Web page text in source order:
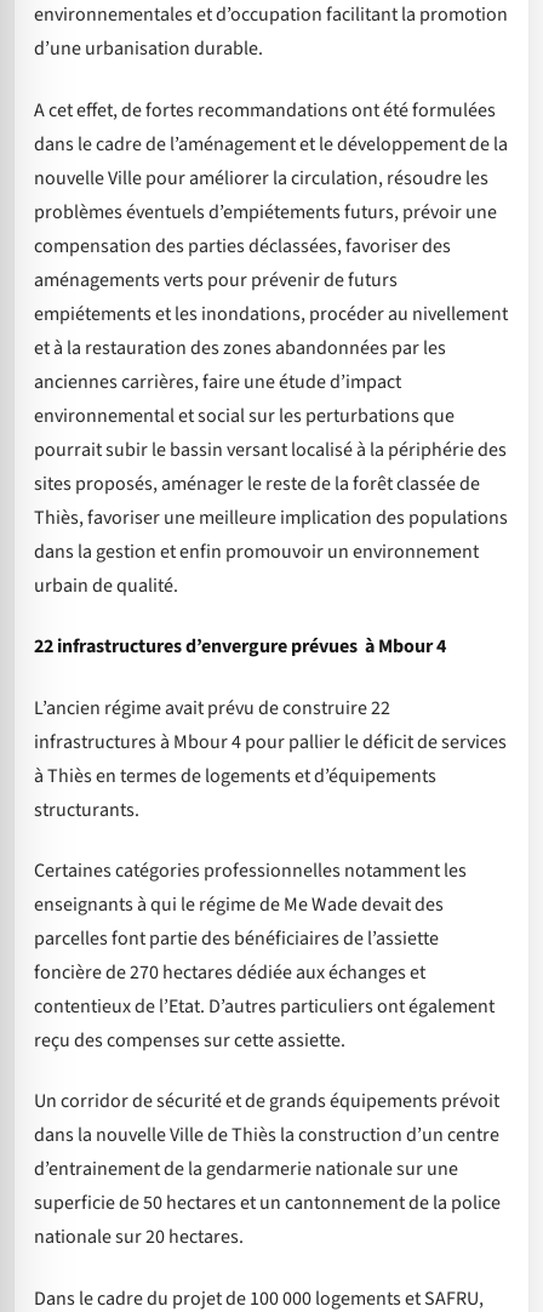
environnementales et d’occupation facilitant la promotion
d’une urbanisation durable.
A cet effet, de fortes recommandations ont été formulées
dans le cadre de l’aménagement et le développement de la
nouvelle Ville pour améliorer la circulation, résoudre les
problèmes éventuels d’empiétements futurs, prévoir une
compensation des parties déclassées, favoriser des
aménagements verts pour prévenir de futurs
empiétements et les inondations, procéder au nivellement
et à la restauration des zones abandonnées par les
anciennes carrières, faire une étude d’impact
environnemental et social sur les perturbations que
pourrait subir le bassin versant localisé à la périphérie des
sites proposés, aménager le reste de la forêt classée de
Thiès, favoriser une meilleure implication des populations
dans la gestion et enfin promouvoir un environnement
urbain de qualité.
22 infrastructures d’envergure prévues à Mbour 4
L’ancien régime avait prévu de construire 22
infrastructures à Mbour 4 pour pallier le déficit de services
à Thiès en termes de logements et d’équipements
structurants.
Certaines catégories professionnelles notamment les
enseignants à qui le régime de Me Wade devait des
parcelles font partie des bénéficiaires de l’assiette
foncière de 270 hectares dédiée aux échanges et
contentieux de l’Etat. D’autres particuliers ont également
reçu des compenses sur cette assiette.
Un corridor de sécurité et de grands équipements prévoit
dans la nouvelle Ville de Thiès la construction d’un centre
d’entrainement de la gendarmerie nationale sur une
superficie de 50 hectares et un cantonnement de la police
nationale sur 20 hectares.
Dans le cadre du projet de 100 000 logements et SAFRU,